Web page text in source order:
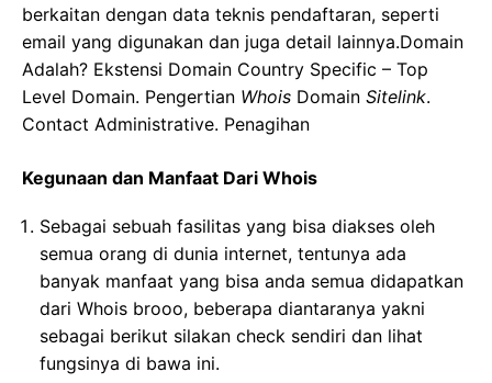
berkaitan dengan data teknis pendaftaran, seperti
email yang digunakan dan juga detail lainnya.Domain
Adalah? Ekstensi Domain Country Specific – Top
Level Domain. Pengertian Whois Domain Sitelink.
Contact Administrative. Penagihan
Kegunaan dan Manfaat Dari Whois
Sebagai sebuah fasilitas yang bisa diakses oleh
semua orang di dunia internet, tentunya ada
banyak manfaat yang bisa anda semua didapatkan
dari Whois brooo, beberapa diantaranya yakni
sebagai berikut silakan check sendiri dan lihat
fungsinya di bawa ini.